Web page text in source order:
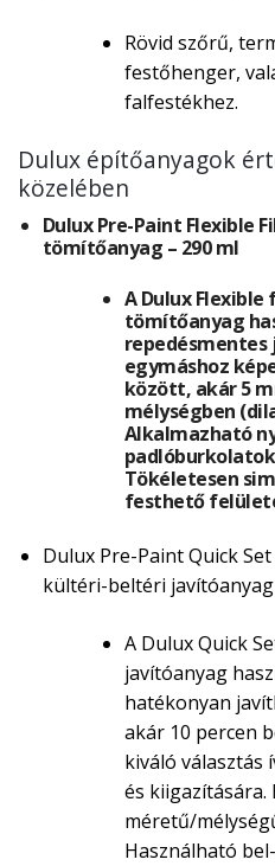
Rövid szőrű,
festőhenger,
falfestékhez.
Dulux építőanyagok
közelében
Dulux Pre-Paint Flexible
tömítőanyag – 290 ml
A Dulux
tömítőanyag
egymáshoz
között, akár 5
mélységben
Alkalmazható
Tökéletesen
festhető
Dulux Pre-Paint Quick
kültéri-beltéri
A Dulux Quick
javítóanyag
hatékonyan
akár 10 percen
kiváló választás
és kiigazítására.
méretű/
Használható